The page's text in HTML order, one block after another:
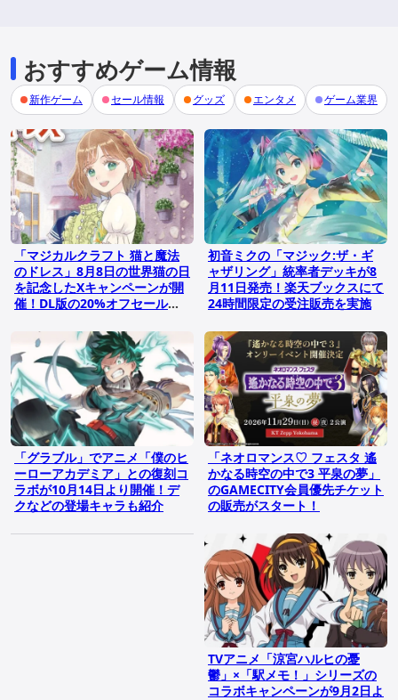
おすすめゲーム情報
新作ゲーム セール情報 グッズ エンタメ ゲーム業界
「マジカルクラフト 猫と魔法
のドレス」8月8日の世界猫の日
を記念したXキャンペーンが開
催！DL版の20%オフセールも
初音ミクの「マジック:ザ・ギ
ャザリング」統率者デッキが8
月11日発売！楽天ブックスにて
24時間限定の受注販売を実施
「グラブル」でアニメ「僕のヒ
ーローアカデミア」との復刻コ
ラボが10月14日より開催！デ
クなどの登場キャラも紹介
「ネオロマンス♡ フェスタ 遙
かなる時空の中で3 平泉の夢」
のGAMECITY会員優先チケット
の販売がスタート！
TVアニメ「涼宮ハルヒの憂
鬱」×「駅メモ！」シリーズの
コラボキャンペーンが9月2日よ